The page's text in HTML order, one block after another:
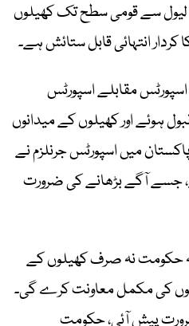
لیول سے قومی سطح تک کھیلوں
انتہائی قابل ستائش ہے۔
مقابلے اسپورٹس
ہوئے اور کھیلوں کے میدانوں
میں اسپورٹس جرنلزم نے
جسے آگے بڑھانے کی ضرورت
کہ حکومت نہ صرف کھیلوں کے
کی مکمل معاونت کرے گی۔
پیش آئی، حکومت